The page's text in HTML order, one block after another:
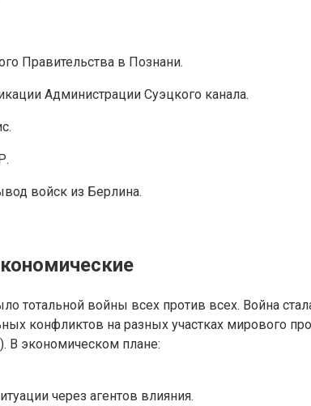
Правительства в Познани.
Администрации Суэцкого канала.
войск из Берлина.
тотальной войны всех против всех. Война
конфликтов на разных участках мирового
В экономическом плане:
через агентов влияния.